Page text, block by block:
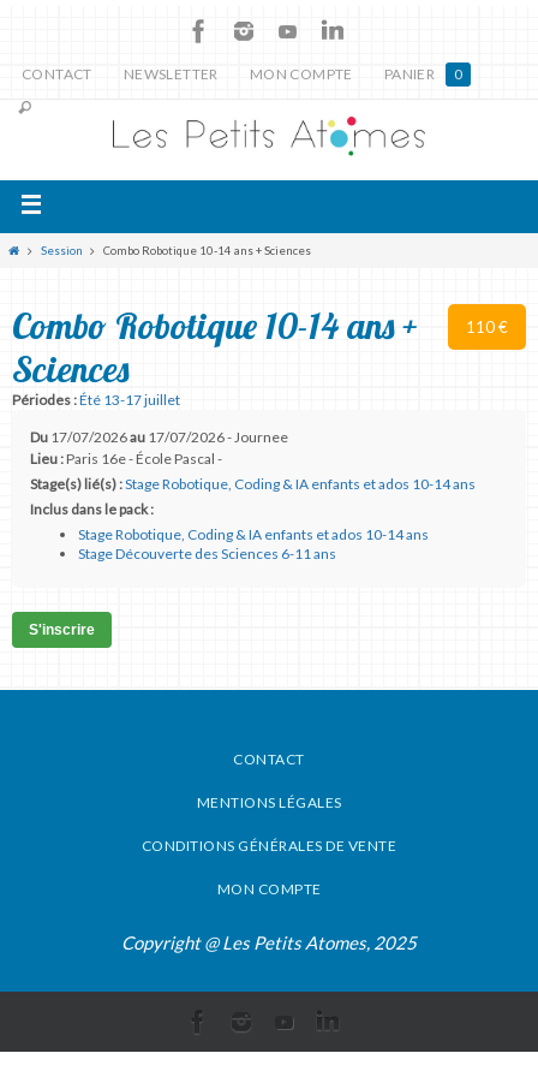
CONTACT NEWSLETTER MON COMPTE PANIER 0
Session Combo Robotique 10-14 ans + Sciences
110 €
Combo Robotique 10-14 ans +
Sciences
Périodes :Été 13-17 juillet
Du 17/07/2026au 17/07/2026 - Journee
Lieu :Paris 16e - École Pascal -
Stage(s) lié(s) :Stage Robotique, Coding & IA enfants et ados 10-14 ans
Inclus dans le pack :
Stage Robotique, Coding & IA enfants et ados 10-14 ans
Stage Découverte des Sciences 6-11 ans
S'inscrire
CONTACT
MENTIONS LÉGALES
CONDITIONS GÉNÉRALES DE VENTE
MON COMPTE
Copyright @ Les Petits Atomes, 2025